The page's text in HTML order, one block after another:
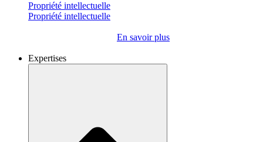
Propriété intellectuelle
Propriété intellectuelle
En savoir plus
Expertises